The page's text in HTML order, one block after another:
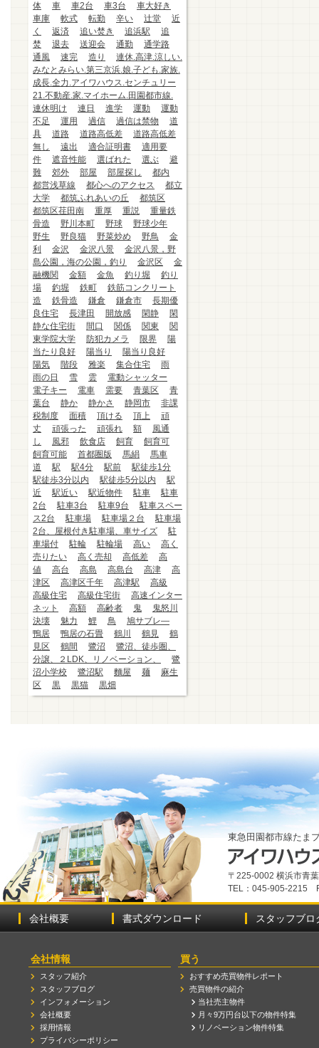
体
車 車2台 車3台
車大好き
車庫
軟式 転勤 辛い 辻堂
近
く
返済 追い焚き 追浜駅
追
焚
退去 送迎会 通勤
通学路
通風
速完 造り
連休.高津.涼しい.
みなとみらい.第三京浜.娘.子ども.家族.
成長.全力.アイワハウス.センチュリー
21.不動産.家.マイホーム.田園都市線.
連休明け
連日 進学 運動
運動
不足
運用 過信 過信は禁物
道
具
道路 道路高低差
道路高低差
無し
遠出 適合証明書
適用要
件
遮音性能 選ばれた 選ぶ
避
難
郊外 部屋 部屋探し
都内
都営浅草線
都心へのアクセス
都立
大学
都筑ふれあいの丘
都筑区
都筑区荏田南
重厚 重説
重量鉄
骨造
野川本町 野球
野球少年
野生
野良猫 野菜炒め 野鳥
金
利
金沢 金沢八景
金沢八景，野
島公園，海の公園，釣り
金沢区
金
融機関
金額 金魚 釣り堀
釣り
場
釣堀 鉄町
鉄筋コンクリート
造
鉄骨造 鎌倉 鎌倉市
長期優
良住宅
長津田 開放感 閑静
閑
静な住宅街
間口 関係 関東
関
東学院大学
防犯カメラ 限界
陽
当たり良好
陽当り
陽当り良好
陽気
階段 雅楽 集合住宅
雨
雨の日
雪 雲
電動シャッター
電子キー
電車 需要 青葉区
青
葉台
静か 静かさ 静岡市
非課
税制度
面積 頂ける 頂上
頑
丈
頑張った 頑張れ 額
風通
し
風邪 飲食店 飼育
飼育可
飼育可能
首都圏版 馬絹
馬車
道
駅 駅4分 駅前
駅徒歩1分
駅徒歩3分以内
駅徒歩5分以内
駅
近
駅近い 駅近物件 駐車
駐車
2台
駐車3台 駐車9台
駐車スペー
ス2台
駐車場 駐車場２台
駐車場
2台、屋根付き駐車場、車サイズ
駐
車場付
駐輪 駐輪場 高い
高く
売りたい
高く売却 高低差
高
値
高台 高島 高島台 高津
高
津区
高津区千年 高津駅
高級
高級住宅
高級住宅街
高速インター
ネット
高額 高齢者 鬼
鬼怒川
決壊
魅力 鯉 鳥
鳩サブレ―
鴨居
鴨居の石畳 鶴川 鶴見
鶴
見区
鶴間 鷺沼
鷺沼、徒歩圏、
分譲、２LDK、リノベーション、
鷺
沼小学校
鷺沼駅 麵屋 麺
麻生
区
黒 黒猫 黒畑
東急田園都市線たま
〒225-0002 横浜市青
TEL：045-905-2215
会社概要 書式ダウンロード スタッフブロ
会社情報
スタッフ紹介
スタッフブログ
インフォメーション
会社概要
採用情報
プライバシーポリシー
買う
おすすめ売買物件レポート
売買物件の紹介
当社売主物件
月々9万円台以下の物件特集
リノベーション物件特集